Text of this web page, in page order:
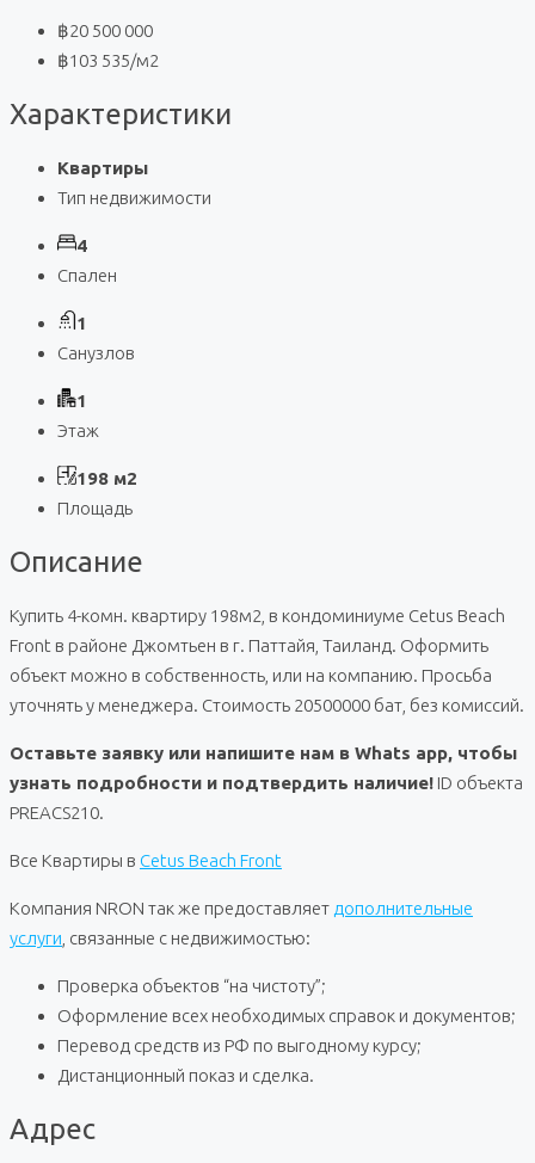
฿20 500 000
฿103 535/м2
Характеристики
Квартиры
Тип недвижимости
4
Спален
1
Санузлов
1
Этаж
198 м2
Площадь
Описание
Купить 4-комн. квартиру 198м2, в кондоминиуме Cetus Beach
Front в районе Джомтьен в г. Паттайя, Таиланд. Оформить
объект можно в собственность, или на компанию. Просьба
уточнять у менеджера. Стоимость 20500000 бат, без комиссий.
Оставьте заявку или напишите нам в Whats app, чтобы
узнать подробности и подтвердить наличие! ID объекта
PREACS210.
Все Квартиры в Cetus Beach Front
Компания NRON так же предоставляет дополнительные
услуги , связанные с недвижимостью:
Проверка объектов “на чистоту”;
Оформление всех необходимых справок и документов;
Перевод средств из РФ по выгодному курсу;
Дистанционный показ и сделка.
Адрес